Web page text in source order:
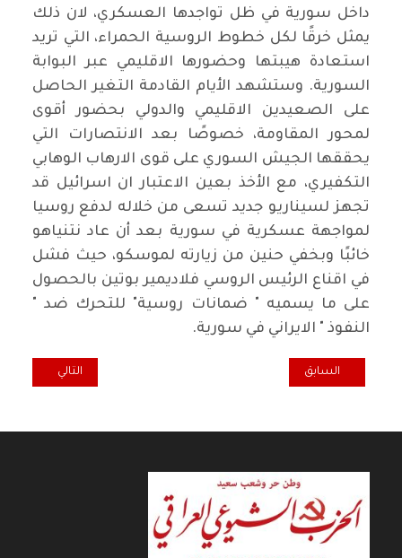
داخل سورية في ظل تواجدها العسكري، لان ذلك
يمثل خرقًا لكل خطوط الروسية الحمراء، التي تريد
استعادة هيبتها وحضورها الاقليمي عبر البوابة
السورية. وستشهد الأيام القادمة التغير الحاصل
على الصعيدين الاقليمي والدولي بحضور أقوى
لمحور المقاومة، خصوصًا بعد الانتصارات التي
يحققها الجيش السوري على قوى الارهاب الوهابي
التكفيري، مع الأخذ بعين الاعتبار ان اسرائيل قد
تجهز لسيناريو جديد تسعى من خلاله لدفع روسيا
لمواجهة عسكرية في سورية بعد أن عاد نتنياهو
خائبًا وبخفي حنين من زيارته لموسكو، حيث فشل
في اقناع الرئيس الروسي فلاديمير بوتين بالحصول
على ما يسميه " ضمانات روسية" للتحرك ضد "
النفوذ " الايراني في سورية.
المقال السابق: كاظم عبود وعائلته قاوموا الدكتاتورية حتى الرمق الاخير
السابق المقال التالي:
التالي